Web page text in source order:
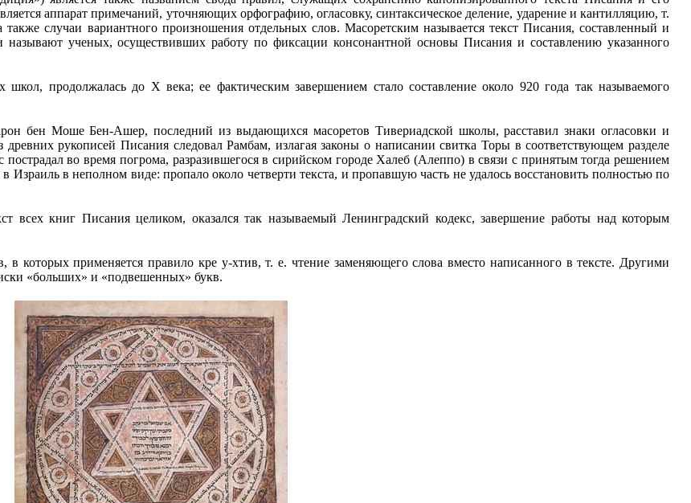
аппарат примечаний, уточняющих орфографию, огласовку, синтаксическое деление, ударение и кантилляцию, т.
случаи вариантного произношения отдельных слов. Масоретским называется текст Писания, составленный и
ученых, осуществивших работу по фиксации консонантной основы Писания и составлению указанного
школ, продолжалась до X века; ее фактическим завершением стало составление около 920 года так называемого
бен Моше Бен-Ашер, последний из выдающихся масоретов Тивериадской школы, расставил знаки огласовки и
рукописей Писания следовал Рамбам, излагая законы о написании свитка Торы в соответствующем разделе
во время погрома, разразившегося в сирийском городе Халеб (Алеппо) в связи с принятым тогда решением
Израиль в неполном виде: пропало около четверти текста, и пропавшую часть не удалось восстановить полностью по
всех книг Писания целиком, оказался так называемый Ленинградский кодекс, завершение работы над которым
которых применяется правило кре у-хтив, т. е. чтение заменяющего слова вместо написанного в тексте. Другими
«больших» и «подвешенных» букв.